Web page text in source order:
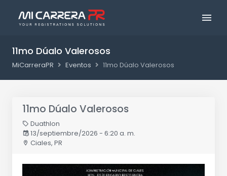
11mo Dúalo Valerosos
MiCarreraPR Eventos 11mo Dúalo Valerosos
11mo Dúalo Valerosos
Duathlon
13/septiembre/2026 - 6:20 a. m.
Ciales, PR